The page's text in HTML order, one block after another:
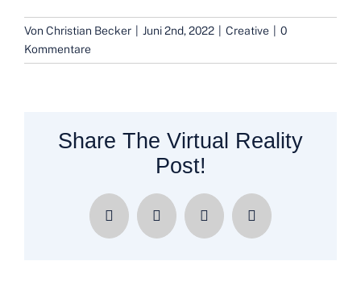
Von Christian Becker Juni 2nd, 2022 Creative
0
Kommentare
Share The Virtual Reality
Post!
Facebook
X LinkedInE-
Mail